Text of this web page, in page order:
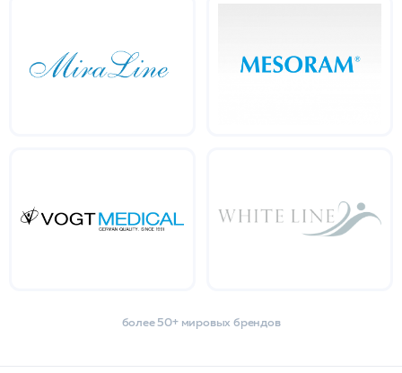
более 50+ мировых брендов